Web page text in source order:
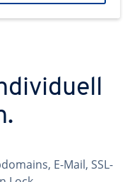
E-Mail, SSL-